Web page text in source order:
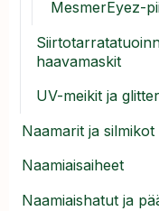
MesmerEyez-
haavamaskit
UV-meikit ja
Naamarit ja silmikot
Naamiaisaiheet
Naamiaishatut ja